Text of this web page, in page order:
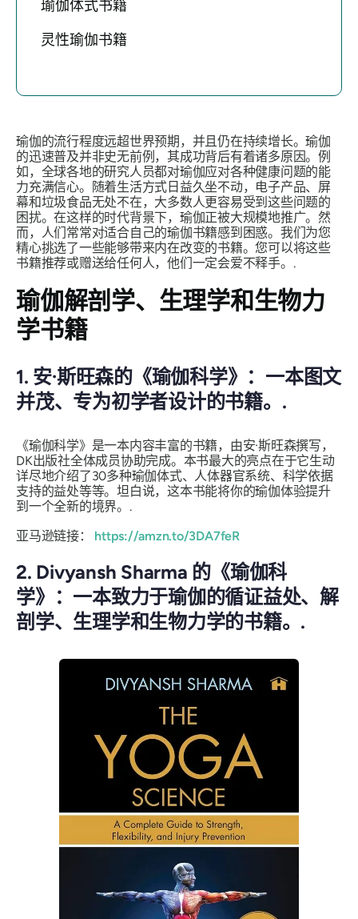
瑜伽体式书籍
灵性瑜伽书籍
瑜伽的流行程度远超世界预期，并且仍在持续增长。瑜伽
的迅速普及并非史无前例，其成功背后有着诸多原因。例
如，全球各地的研究人员都对瑜伽应对各种健康问题的能
力充满信心。随着生活方式日益久坐不动，电子产品、屏
幕和垃圾食品无处不在，大多数人更容易受到这些问题的
困扰。在这样的时代背景下，瑜伽正被大规模地推广。然
而，人们常常对适合自己的瑜伽书籍感到困惑。我们为您
精心挑选了一些能够带来内在改变的书籍。您可以将这些
书籍推荐或赠送给任何人，他们一定会爱不释手。.
瑜伽解剖学、生理学和生物力
学书籍
1. 安·斯旺森的《瑜伽科学》：一本图文
并茂、专为初学者设计的书籍。.
《瑜伽科学》是一本内容丰富的书籍，由安·斯旺森撰写，
DK出版社全体成员协助完成。本书最大的亮点在于它生动
详尽地介绍了30多种瑜伽体式、人体器官系统、科学依据
支持的益处等等。坦白说，这本书能将你的瑜伽体验提升
到一个全新的境界。.
亚马逊链接： https://amzn.to/3DA7feR
2. Divyansh Sharma 的《瑜伽科
学》：一本致力于瑜伽的循证益处、解
剖学、生理学和生物力学的书籍。.